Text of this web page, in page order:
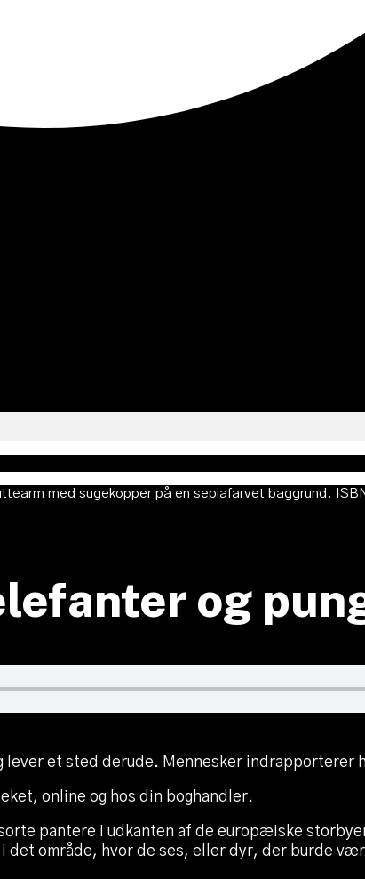
og
lever et sted derude. Mennesker
online og hos din boghandler.
pantere i udkanten af de europæiske
område, hvor de ses, eller dyr, der burde